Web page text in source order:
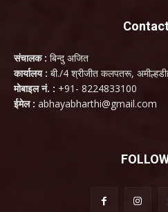
संचालक : बिन्दु अजित
कार्यालय : बी./4 श्रीजीत कलपतरू,
मोबाइल नं. : +91- 8224833100
ईमेल : abhayabharthi@gmail.com